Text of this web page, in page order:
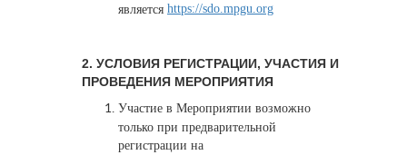
является https://sdo.mpgu.org
2. УСЛОВИЯ РЕГИСТРАЦИИ, УЧАСТИЯ И
ПРОВЕДЕНИЯ МЕРОПРИЯТИЯ
Участие в Мероприятии возможно
только при предварительной
регистрации на